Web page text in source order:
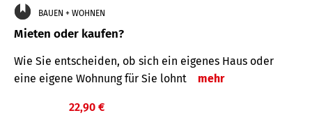
BAUEN + WOHNEN
Mieten oder kaufen?
Wie Sie entscheiden, ob sich ein eigenes Haus oder
eine eigene Wohnung für Sie lohnt
mehr
22,90 €